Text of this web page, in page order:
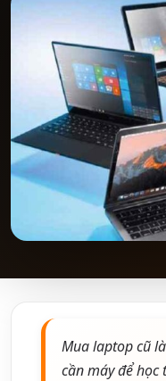
Mua laptop cũ
cần máy để học